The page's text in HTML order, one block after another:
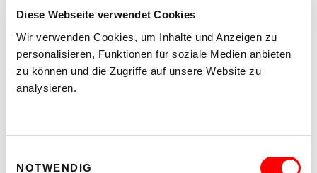
Diese Webseite verwendet Cookies
Wir verwenden Cookies, um Inhalte und Anzeigen zu
personalisieren, Funktionen für soziale Medien anbieten
zu können und die Zugriffe auf unsere Website zu
analysieren.
NOTWENDIG
2025 gegründet.
luigiguerrieri.com
Alberto Cissello
2019 gründete er das Projekt BACKPULVER, eine von der Stadt
Wissen und kritische Auseinandersetzungen innerhalb der lokalen